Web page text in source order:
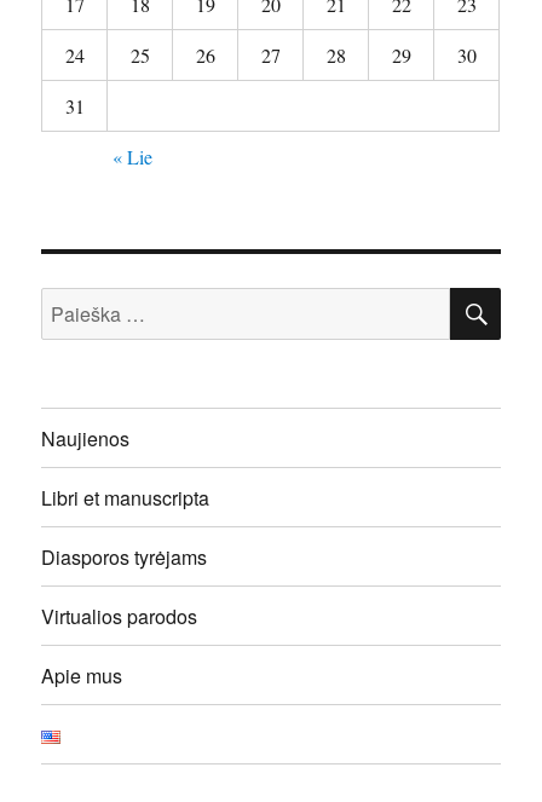
24
25 26 27 28 29
30
31
« Lie
Ieškoti:
Naujienos
Libri et manuscripta
Diasporos tyrėjams
Virtualios parodos
Apie mus